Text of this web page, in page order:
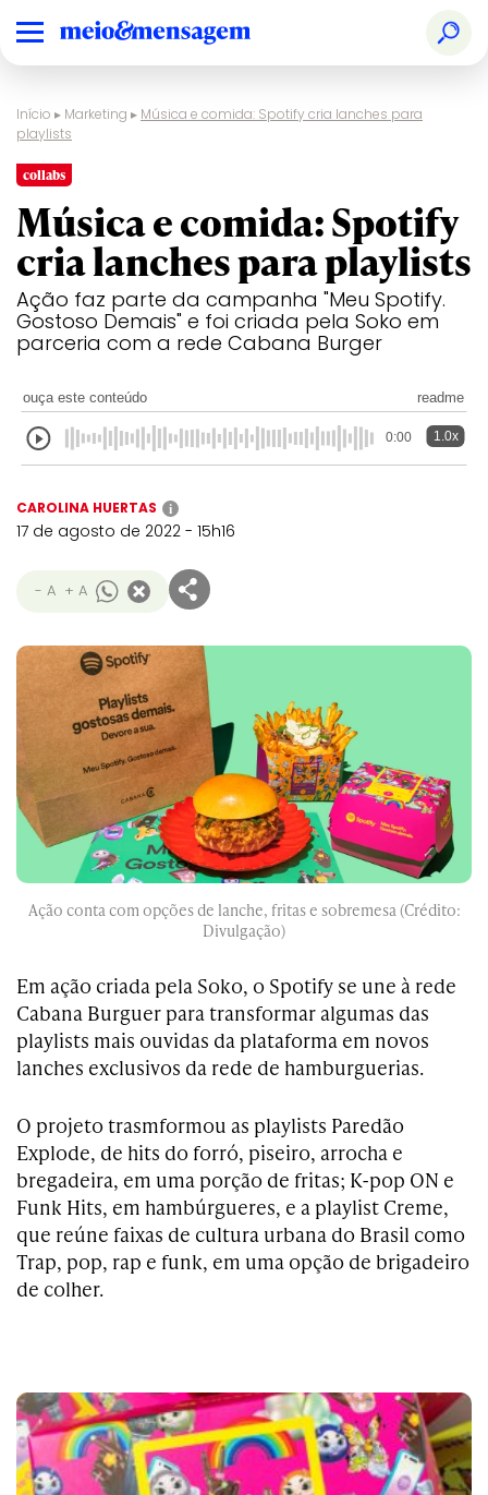
Início ▸ Marketing ▸ Música e comida: Spotify cria lanches para
playlists
collabs
Música e comida: Spotify
cria lanches para playlists
Ação faz parte da campanha "Meu Spotify.
Gostoso Demais" e foi criada pela Soko em
parceria com a rede Cabana Burger
ouça este conteúdo readme
0:00 1.0x
CAROLINA HUERTAS i
17 de agosto de 2022 - 15h16
- A + A
Ação conta com opções de lanche, fritas e sobremesa (Crédito:
Divulgação)
Em ação criada pela Soko, o Spotify se une à rede
Cabana Burguer para transformar algumas das
playlists mais ouvidas da plataforma em novos
lanches exclusivos da rede de hamburguerias.
O projeto trasmformou as playlists Paredão
Explode, de hits do forró, piseiro, arrocha e
bregadeira, em uma porção de fritas; K-pop ON e
Funk Hits, em hambúrgueres, e a playlist Creme,
que reúne faixas de cultura urbana do Brasil como
Trap, pop, rap e funk, em uma opção de brigadeiro
de colher.